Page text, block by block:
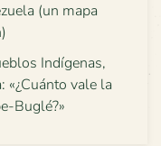
(un mapa
Indígenas,
«¿Cuánto vale la
Buglé?»